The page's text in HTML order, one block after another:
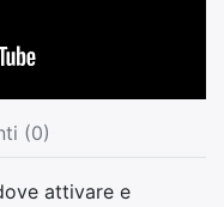
(0)
attivare e